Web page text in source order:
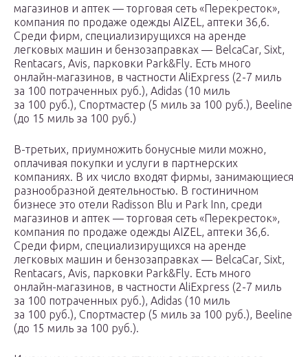
магазинов и аптек — торговая сеть «Перекресток»,
компания по продаже одежды AIZEL, аптеки 36,6.
Среди фирм, специализирущихся на аренде
легковых машин и бензозаправках — BelcaCar, Sixt,
Rentacars, Avis, парковки Park&Fly. Есть много
онлайн-магазинов, в частности AliExpress (2-7 миль
за 100 потраченных руб.), Adidas (10 миль
за 100 руб.), Спортмастер (5 миль за 100 руб.), Beeline
(до 15 миль за 100 руб.)
В-третьих, приумножить бонусные мили можно,
оплачивая покупки и услуги в партнерских
компаниях. В их число входят фирмы, занимающиеся
разнообразной деятельностью. В гостиничном
бизнесе это отели Radisson Blu и Park Inn, среди
магазинов и аптек — торговая сеть «Перекресток»,
компания по продаже одежды AIZEL, аптеки 36,6.
Среди фирм, специализирущихся на аренде
легковых машин и бензозаправках — BelcaCar, Sixt,
Rentacars, Avis, парковки Park&Fly. Есть много
онлайн-магазинов, в частности AliExpress (2-7 миль
за 100 потраченных руб.), Adidas (10 миль
за 100 руб.), Спортмастер (5 миль за 100 руб.), Beeline
(до 15 миль за 100 руб.).